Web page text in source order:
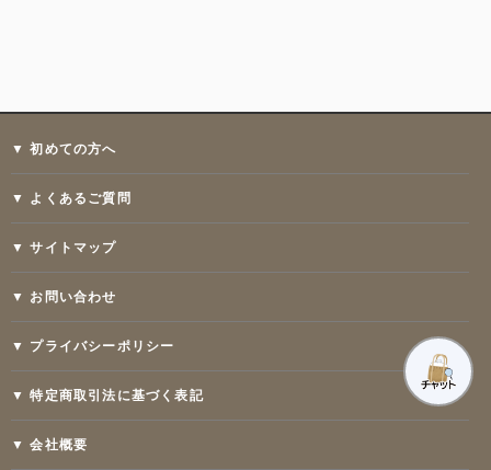
▼ 初めての方へ
▼ よくあるご質問
▼ サイトマップ
▼ お問い合わせ
▼ プライバシーポリシー
▼ 特定商取引法に基づく表記
▼ 会社概要